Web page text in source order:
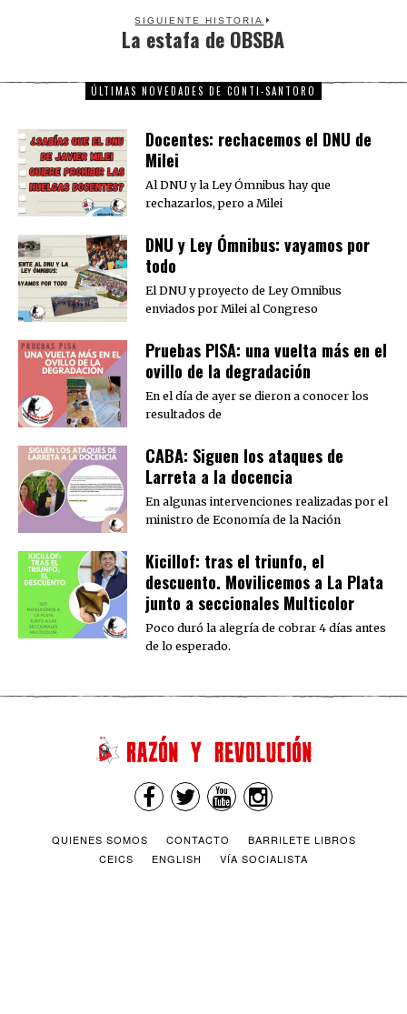
SIGUIENTE HISTORIA
Next
La estafa de OBSBA
ÚLTIMAS NOVEDADES DE CONTI-SANTORO
Docentes: rechacemos el DNU de
Milei
Al DNU y la Ley Ómnibus hay que
rechazarlos, pero a Milei
DNU y Ley Ómnibus: vayamos por
todo
El DNU y proyecto de Ley Omnibus
enviados por Milei al Congreso
Pruebas PISA: una vuelta más en el
ovillo de la degradación
En el día de ayer se dieron a conocer los
resultados de
CABA: Siguen los ataques de
Larreta a la docencia
En algunas intervenciones realizadas por el
ministro de Economía de la Nación
Kicillof: tras el triunfo, el
descuento. Movilicemos a La Plata
junto a seccionales Multicolor
Poco duró la alegría de cobrar 4 días antes
de lo esperado.
QUIENES SOMOS CONTACTO
BARRILETE LIBROS
CEICS
ENGLISH VÍA SOCIALISTA